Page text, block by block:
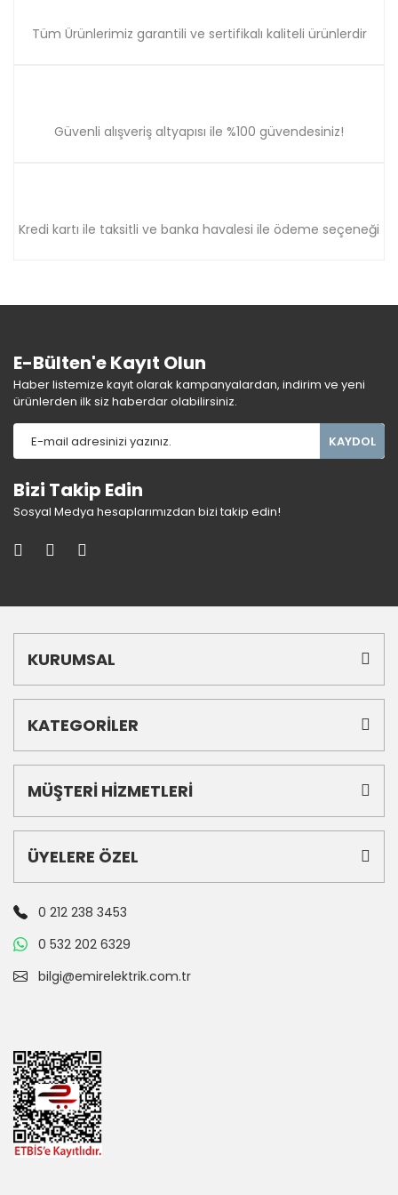
Tüm Ürünlerimiz garantili ve sertifikalı kaliteli ürünlerdir
Güvenli alışveriş altyapısı ile %100 güvendesiniz!
Kredi kartı ile taksitli ve banka havalesi ile ödeme seçeneği
E-Bülten'e Kayıt Olun
Haber listemize kayıt olarak kampanyalardan, indirim ve yeni
ürünlerden ilk siz haberdar olabilirsiniz.
KAYDOL
Bizi Takip Edin
Sosyal Medya hesaplarımızdan bizi takip edin!
KURUMSAL
KATEGORİLER
MÜŞTERİ HİZMETLERİ
ÜYELERE ÖZEL
0 212 238 3453
0 532 202 6329
bilgi@emirelektrik.com.tr